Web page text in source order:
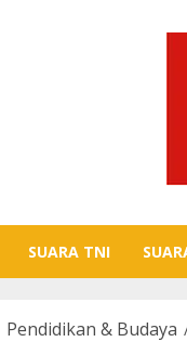
SUARA TNI
Pendidikan & Budaya